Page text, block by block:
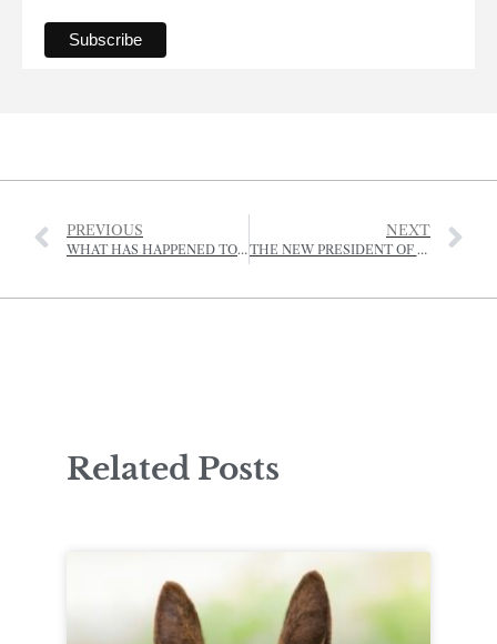
PREVIOUS
WHAT HAS HAPPENED TO THE WEATHER?
NEXT
THE NEW PRESIDENT OF THE JERSEY FARMERS UNION
Related Posts